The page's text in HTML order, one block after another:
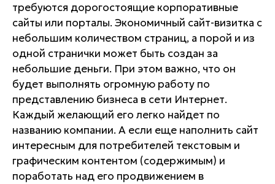
требуются дорогостоящие корпоративные
сайты или порталы. Экономичный сайт-визитка с
небольшим количеством страниц, а порой и из
одной странички может быть создан за
небольшие деньги. При этом важно, что он
будет выполнять огромную работу по
представлению бизнеса в сети Интернет.
Каждый желающий его легко найдет по
названию компании. А если еще наполнить сайт
интересным для потребителей текстовым и
графическим контентом (содержимым) и
поработать над его продвижением в